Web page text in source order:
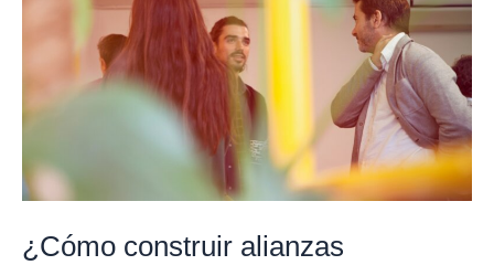
¿Cómo construir alianzas
estratégicas
para
tu
empresa?